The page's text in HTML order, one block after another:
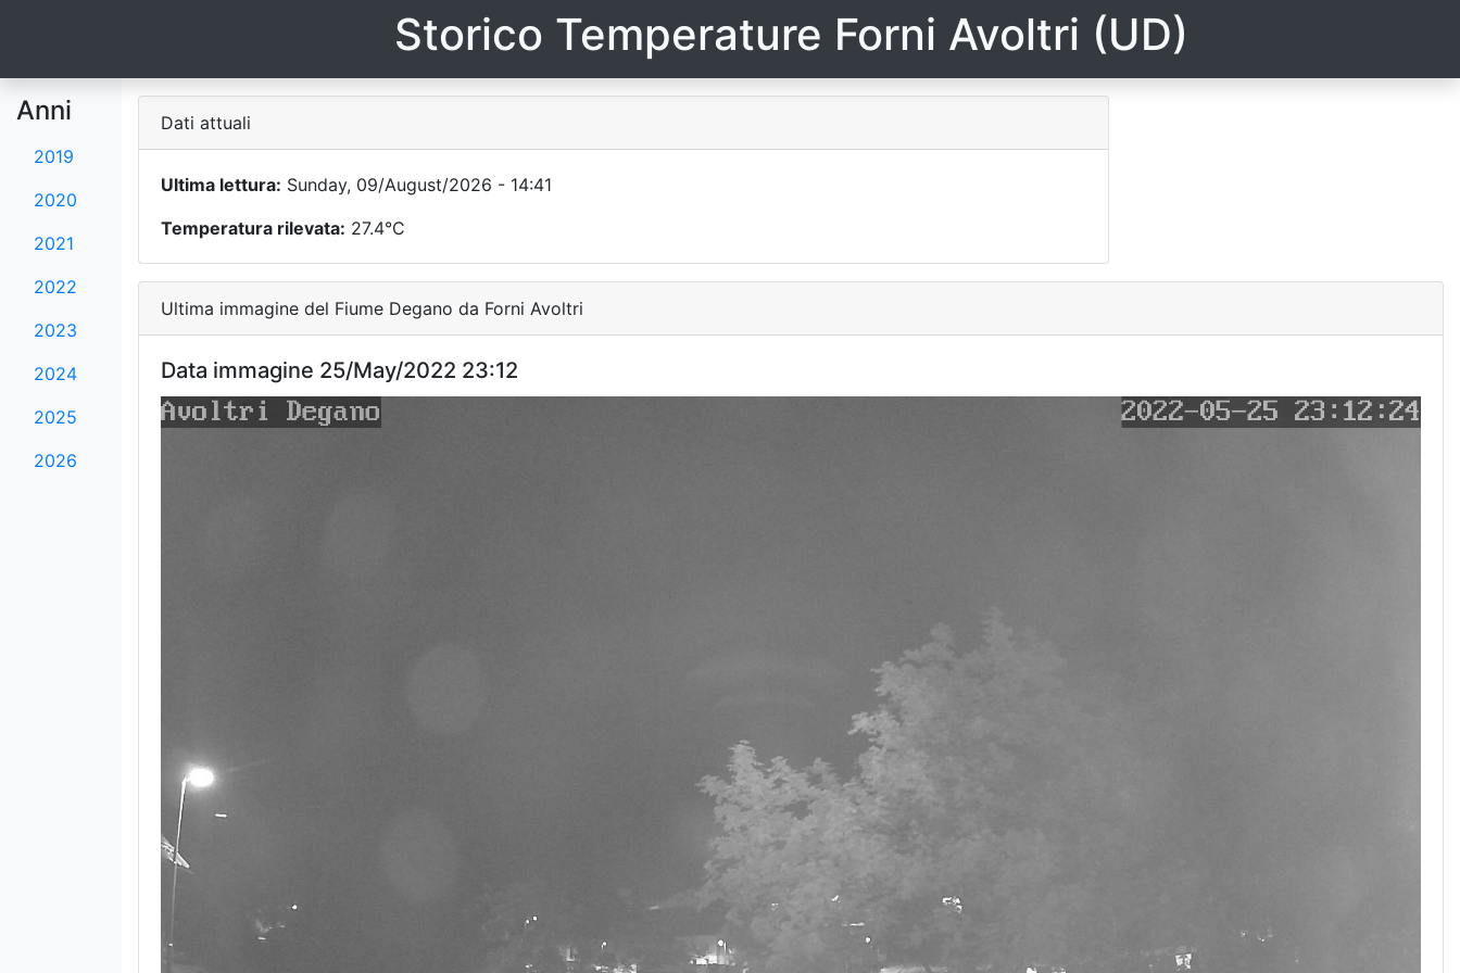
Storico Temperature Forni Avoltri (UD)
Anni
2019
2020
2021
2022
2023
2024
2025
2026
Dati attuali
Ultima lettura: Sunday, 09/August/2026 - 14:41
Temperatura rilevata: 27.4°C
Ultima immagine del Fiume Degano da Forni Avoltri
Data immagine 25/May/2022 23:12